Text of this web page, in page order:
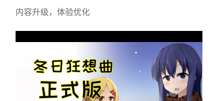
内容升级，体验优化